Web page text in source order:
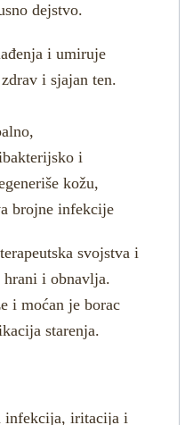
dejstvo.
i umiruje
i sjajan ten.
i
kožu,
brojne infekcije
svojstva i
hrani i obnavlja.
i moćan je borac
starenja.
infekcija, iritacija i